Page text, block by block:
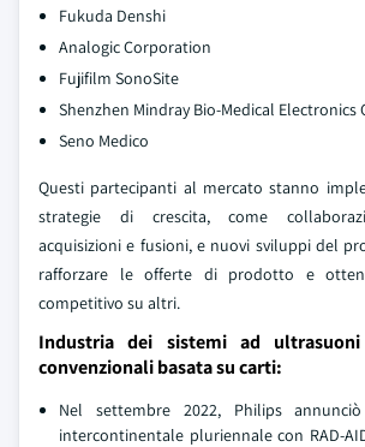
Fukuda Denshi
Analogic Corporation
Fujifilm SonoSite
Shenzhen Mindray Bio-Medical Electronics
Seno Medico
Questi partecipanti al mercato stanno
strategie di crescita, come
acquisizioni e fusioni, e nuovi sviluppi del
rafforzare le offerte di prodotto e
competitivo su altri.
Industria dei sistemi ad
convenzionali basata su carti:
Nel settembre 2022, Philips
intercontinentale pluriennale con RAD-